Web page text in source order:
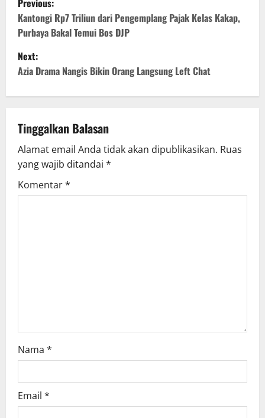
o
s
t
n
a
v
i
g
Previous:
Kantongi Rp7 Triliun dari Pengemplang Pajak Kelas Kakap,
Purbaya Bakal Temui Bos DJP
Next:
Azia Drama Nangis Bikin Orang Langsung Left Chat
Tinggalkan Balasan
Alamat email Anda tidak akan dipublikasikan. Ruas
yang wajib ditandai *
Komentar*
Nama *
Email *